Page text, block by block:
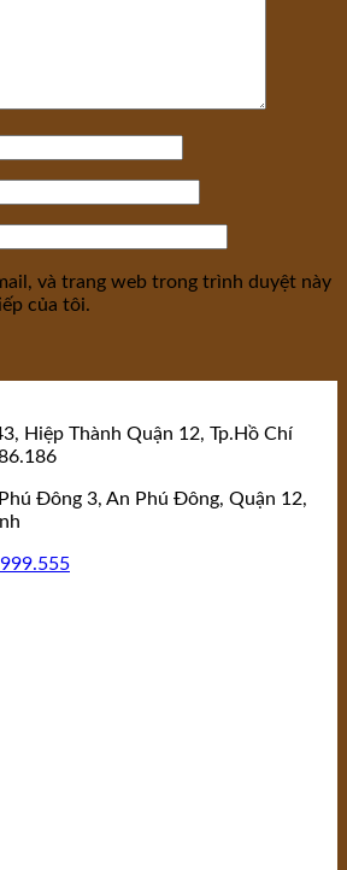
và trang web trong trình duyệt này
của tôi.
Hiệp Thành Quận 12, Tp.Hồ Chí
Đông 3, An Phú Đông, Quận 12,